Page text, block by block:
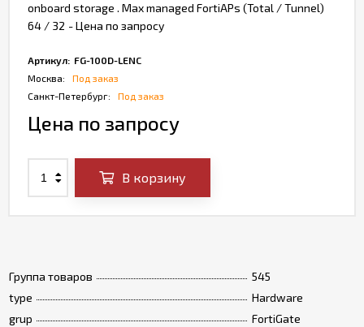
Группа товаров
545
type
Hardware
grup
FortiGate
onboard storage . Max managed FortiAPs (Total / Tunnel)
64 / 32 - Цена по запросу
Артикул: FG-100D-LENC
Москва:
Под заказ
Санкт-Петербург:
Под заказ
Цена по запросу
В корзину